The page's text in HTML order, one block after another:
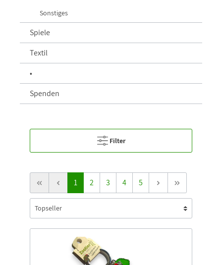
Sonstiges
Spiele
Textil
•
Spenden
Filter
1 2 3 4 5